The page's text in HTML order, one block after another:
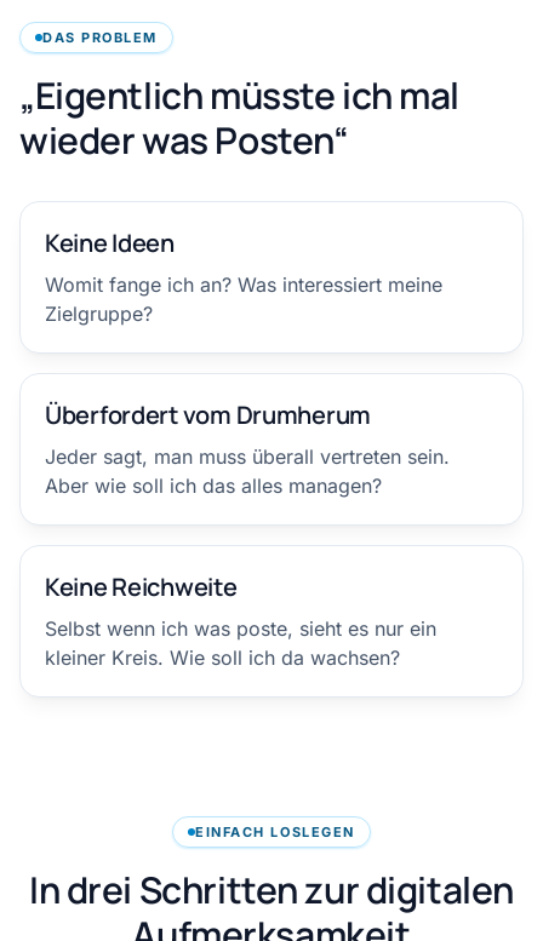
DAS PROBLEM
„Eigentlich müsste ich mal
wieder was Posten“
Keine Ideen
Womit fange ich an? Was interessiert meine
Zielgruppe?
Überfordert vom Drumherum
Jeder sagt, man muss überall vertreten sein.
Aber wie soll ich das alles managen?
Keine Reichweite
Selbst wenn ich was poste, sieht es nur ein
kleiner Kreis. Wie soll ich da wachsen?
EINFACH LOSLEGEN
In drei Schritten zur digitalen